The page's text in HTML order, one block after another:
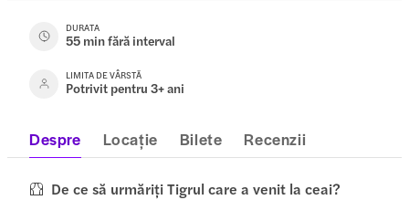
DURATA
55 min fără interval
LIMITA DE VÂRSTĂ
Potrivit pentru 3+ ani
Despre Locație Bilete Recenzii
De ce să urmăriți Tigrul care a venit la ceai?